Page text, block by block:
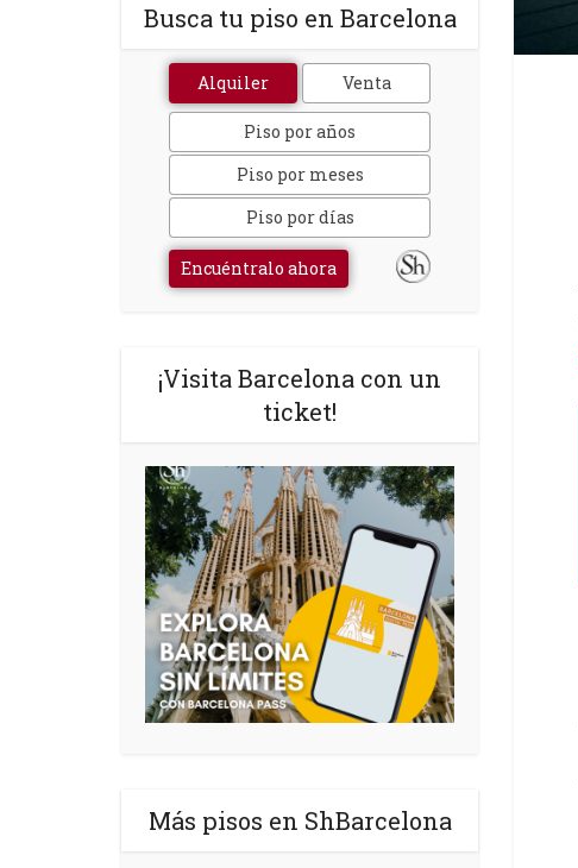
Busca tu piso en Barcelona
Alquiler Venta
Piso por años
Piso por meses
Piso por días
Encuéntralo ahora
¡Visita Barcelona con un
ticket!
Más pisos en ShBarcelona